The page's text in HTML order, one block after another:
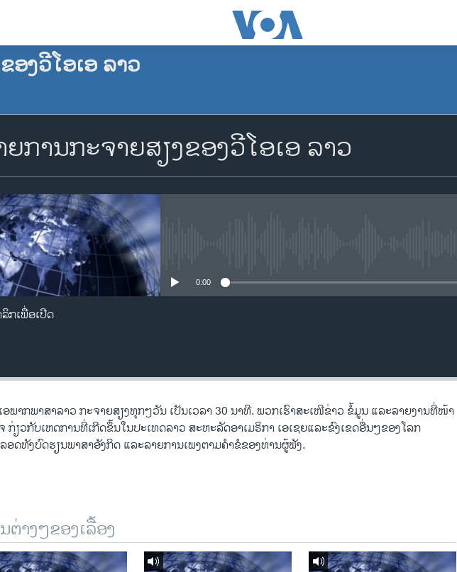
ອງວີໂອເອ ລາວ
Apple Podcasts
ຈອງ
ຍການກະຈາຍສຽງຂອງວີໂອເອ ລາວ
0:00
ກເພື່ອເປີດ
ອພາກ​ພາສາ​ລາວ​ ກະຈາຍສຽງ​ທຸກໆ​ວັນ ​ເປັນ​ເວລາ 30 ນາທີ. ພວກ​ເຮົາ​ສະ​ເໜີຂ່າວ ຂໍ້​ມູນ ​ແລະ​ລາຍ​ງານ​ທີ່​ໜ້າ​
ກ່ຽວກັບ​​ເຫດການ​​ທີ່​ເກີດ​ຂຶ້ນ​ໃນ​ປະ​ເທດ​ລາວ ສະຫະລັດ​ອ​າ​ເມ​ຣິ​ກາ ​ເອ​ເຊຍ​ແລະ​ຂົງເຂດ​ອື່ນໆ​ຂອງ​ໂລກ
ອດ​ທັງ​ບົດຮຽນ​ພາສາ​ອັງກິດ ​ແລະ​ລາຍການ​ເພງ​ຕາມ​ຄຳ​ຂໍ​ຂອງ​ທ່ານ​ຜູ້​ຟັງ.
ຕ່າງໆຂອງເລື້ອງ